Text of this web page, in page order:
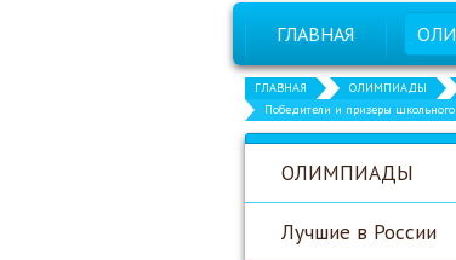
ГЛАВНАЯ
ГЛАВНАЯ ОЛИМПИАДЫ
Победители и призеры
ОЛИМПИАДЫ
Лучшие в России